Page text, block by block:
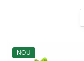
NOU